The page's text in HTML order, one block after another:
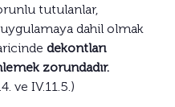
tutulanlar,
dahil olmak
dekontları
zorundadır.
ve IV.11.5.)